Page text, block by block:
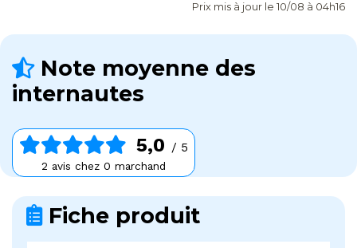
Prix mis à jour le 10/08 à 04h16
Note moyenne des
internautes
5,0 / 5
2 avis chez 0 marchand
Fiche produit